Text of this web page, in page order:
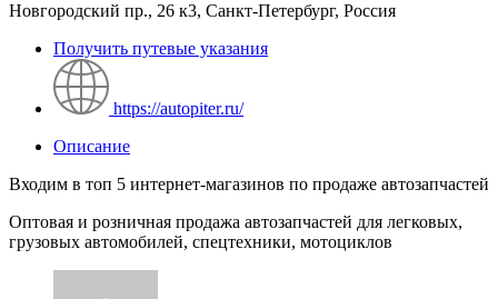
Новгородский пр., 26 к3, Санкт-Петербург, Россия
Получить путевые указания
https://autopiter.ru/
Описание
Входим в топ 5 интернет-магазинов по продаже автозапчастей
Оптовая и розничная продажа автозапчастей для легковых,
грузовых автомобилей, спецтехники, мотоциклов